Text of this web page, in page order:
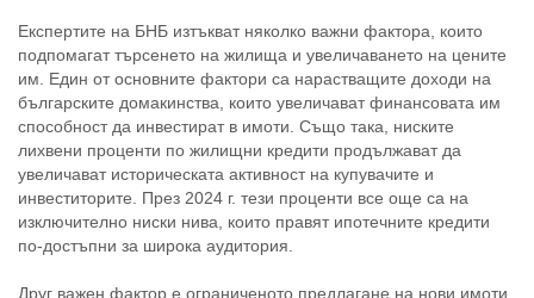
Експертите на БНБ изтъкват няколко важни фактора, които
подпомагат търсенето на жилища и увеличаването на цените
им. Един от основните фактори са нарастващите доходи на
българските домакинства, които увеличават финансовата им
способност да инвестират в имоти. Също така, ниските
лихвени проценти по жилищни кредити продължават да
увеличават историческата активност на купувачите и
инвеститорите. През 2024 г. тези проценти все още са на
изключително ниски нива, които правят ипотечните кредити
по-достъпни за широка аудитория.
Друг важен фактор е ограниченото предлагане на нови имоти